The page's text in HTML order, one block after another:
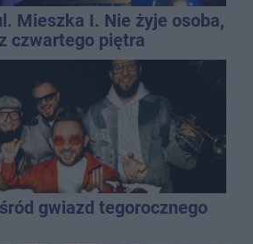
Mieszka I. Nie żyje osoba,
czwartego piętra
gwiazd tegorocznego